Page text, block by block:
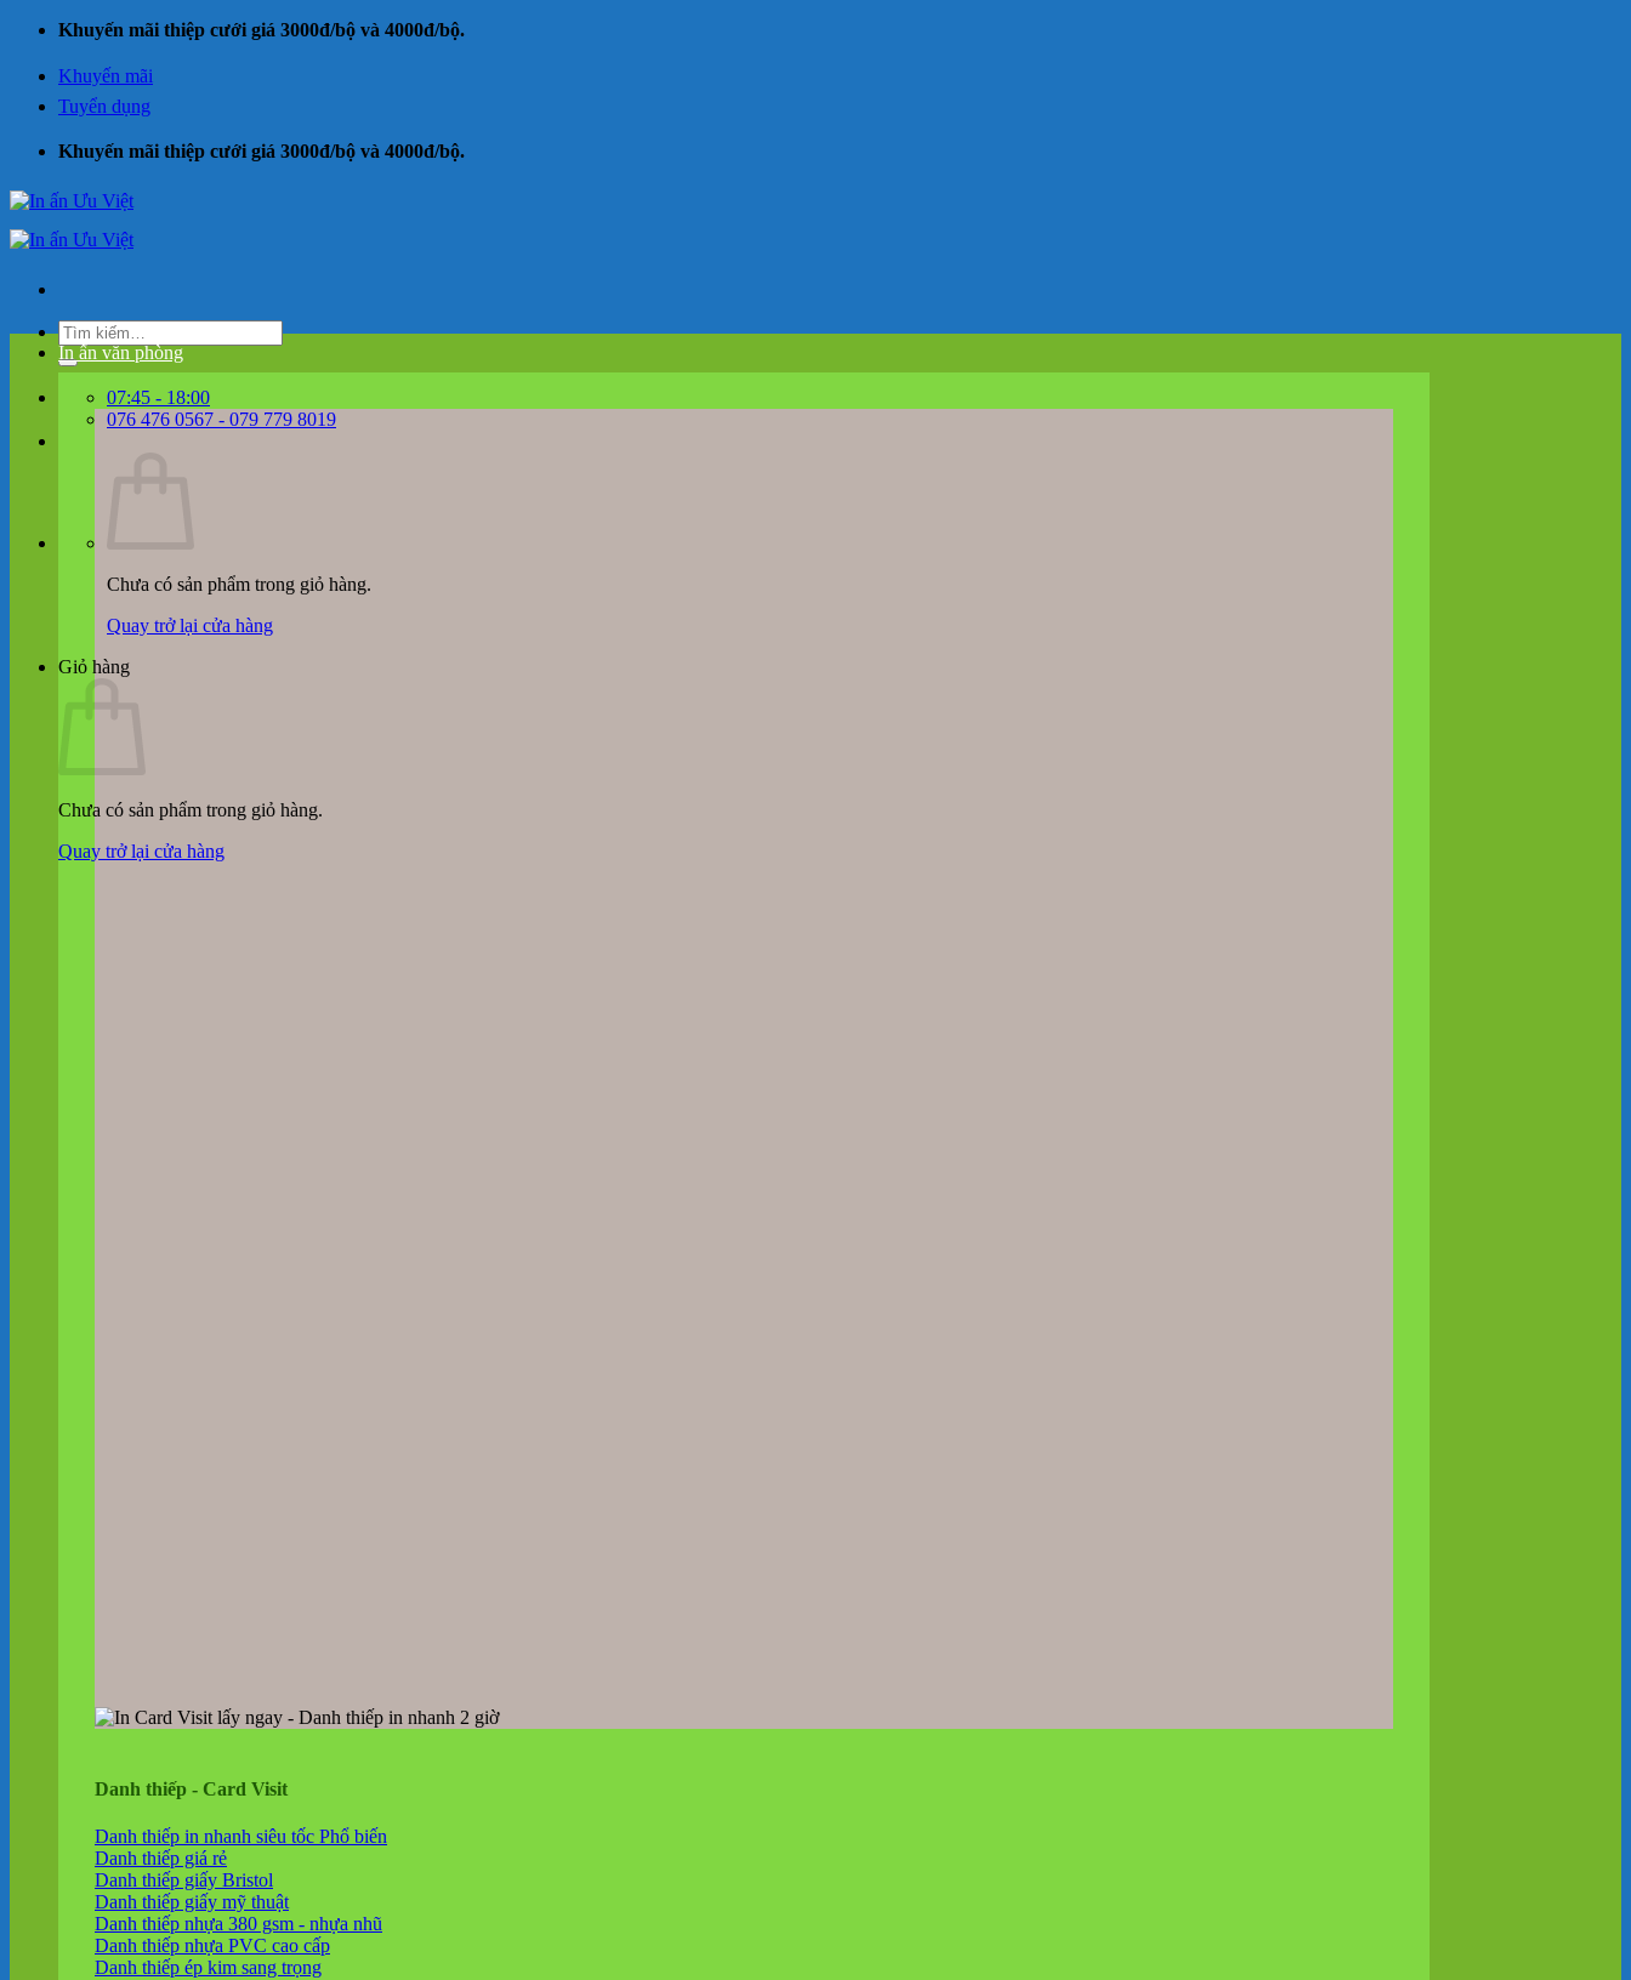
Khuyến mãi thiệp cưới giá 3000đ/bộ và 4000đ/bộ.
Khuyến mãi
Tuyển dụng
Khuyến mãi thiệp cưới giá 3000đ/bộ và 4000đ/bộ.
Tìm
kiếm:
07:45 - 18:00
076 476 0567 - 079 779 8019
Chưa có sản phẩm trong giỏ hàng.
Quay trở lại cửa hàng
Giỏ hàng
Chưa có sản phẩm trong giỏ hàng.
Quay trở lại cửa hàng
In ấn văn phòng
Danh thiếp - Card Visit
Danh thiếp in nhanh siêu tốc
Danh thiếp giá rẻ
Danh thiếp giấy Bristol
Danh thiếp giấy mỹ thuật
Danh thiếp nhựa 380 gsm - nhựa nhũ
Danh thiếp nhựa PVC cao cấp
Danh thiếp ép kim sang trọng